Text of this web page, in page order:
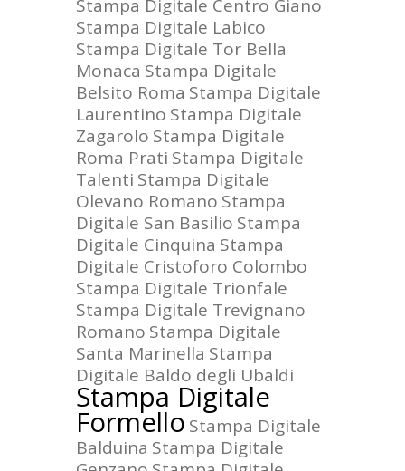
Stampa Digitale Centro Giano
Stampa Digitale Labico
Stampa Digitale Tor Bella
Monaca Stampa Digitale
Belsito Roma Stampa Digitale
Laurentino Stampa Digitale
Zagarolo Stampa Digitale
Roma Prati Stampa Digitale
Talenti Stampa Digitale
Olevano Romano Stampa
Digitale San Basilio Stampa
Digitale Cinquina Stampa
Digitale Cristoforo Colombo
Stampa Digitale Trionfale
Stampa Digitale Trevignano
Romano Stampa Digitale
Santa Marinella Stampa
Digitale Baldo degli Ubaldi
Stampa Digitale
Formello Stampa Digitale
Balduina Stampa Digitale